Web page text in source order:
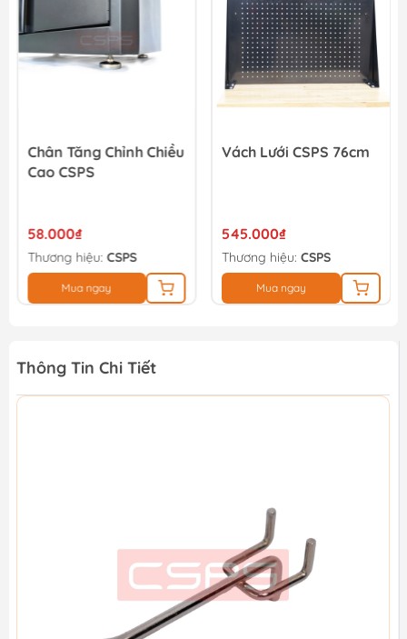
Chân Tăng Chỉnh Chiều
Cao CSPS
58.000₫
Thương hiệu: CSPS
Mua ngay
Vách Lưới CSPS 76cm
545.000₫
Thương hiệu: CSPS
Mua ngay
Thông Tin Chi Tiết